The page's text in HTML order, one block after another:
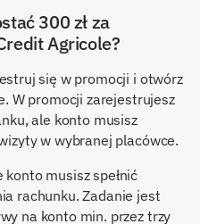
300 zł za
Agricole?
się w promocji i otwórz
W promocji zarejestrujesz
ale konto musisz
w wybranej placówce.
musisz spełnić
rachunku. Zadanie jest
na konto min. przez trzy